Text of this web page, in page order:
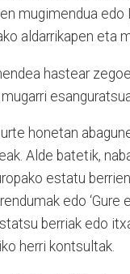
mugimendua edo
aldarrikapen eta
hastear
honetan
Alde batetik,
estatu
edo ‘Gure
berriak edo
herri kontsultak.